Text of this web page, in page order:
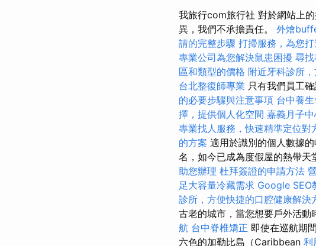
我旅行com旅行社 對於網站上
異，我們不承擔責任。 外燴
請的完整步驟 打掃服務，為您
專業公司為您解決鼠患困擾 尋
區和類型的價格 附近牙科診所
台北整復師專業 只有我們員工
的必要步驟與注意事項 台中養
擇，提供個人化空間 嘉義月子
專業找人服務，快速精準定位對
的方案 適用於識別的個人數據
名，如今已成為度假屋的熱帶天
助您辦理 杜拜簽證的申請方法
足大容量冷藏需求 Google SEO
診所，方便快捷的口腔健康解決
古老的城市，當您想要戶外活動
航 台中脊椎矯正 即使在巡航期
六色的加勒比島（Caribbean 利